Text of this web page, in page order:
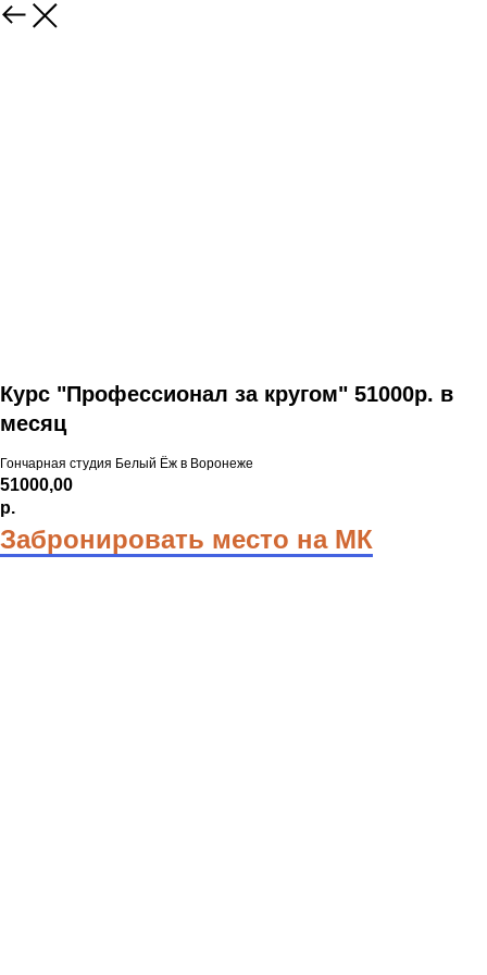
Курс "Профессионал за кругом" 51000р. в
месяц
Гончарная студия Белый Ёж в Воронеже
51000,00
р.
Забронировать место на МК